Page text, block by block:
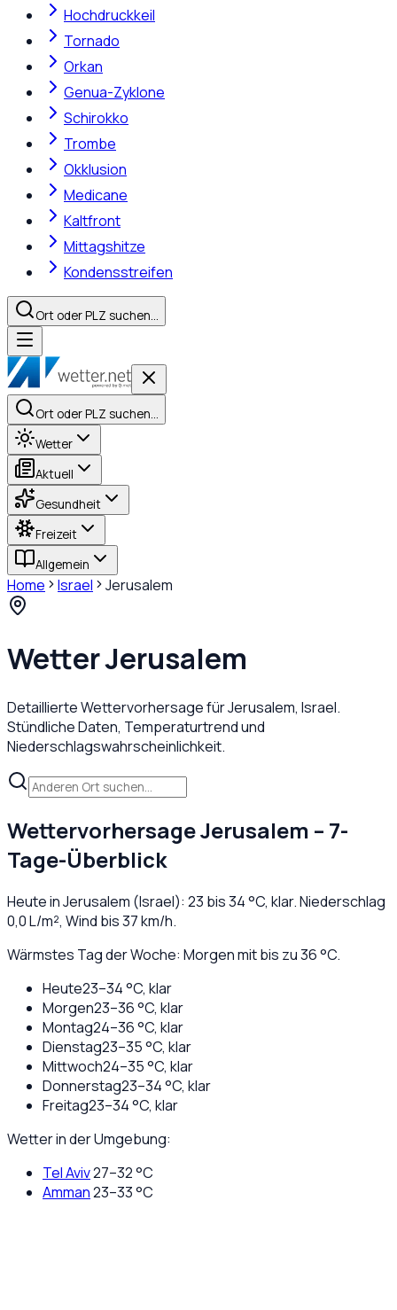
Hochdruckkeil
Tornado
Orkan
Genua-Zyklone
Schirokko
Trombe
Okklusion
Medicane
Kaltfront
Mittagshitze
Kondensstreifen
Ort oder PLZ suchen…
Ort oder PLZ suchen…
Wetter
Aktuell
Gesundheit
Freizeit
Allgemein
Home Israel Jerusalem
WetterJerusalem
Detaillierte Wettervorhersage fürJerusalem, Israel.
Stündliche Daten, Temperaturtrend und
Niederschlagswahrscheinlichkeit.
WettervorhersageJerusalem – 7-
Tage-Überblick
Heute inJerusalem (Israel): 23 bis34°C, klar. Niederschlag
0,0L/m², Wind bis37km/h.
Wärmstes Tag der Woche: Morgen mit bis zu 36 °C.
Heute23–34°C, klar
Morgen23–36°C, klar
Montag24–36°C, klar
Dienstag23–35°C, klar
Mittwoch24–35°C, klar
Donnerstag23–34°C, klar
Freitag23–34°C, klar
Wetter in der Umgebung:
Tel Aviv27–32°C
Amman23–33°C